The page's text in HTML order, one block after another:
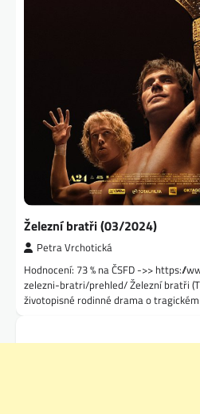
Železní bratři (03/2024)
Petra Vrchotická
Hodnocení: 73 % na ČSFD ->> https://
zelezni-bratri/prehled/ Železní bratři
životopisné rodinné drama o